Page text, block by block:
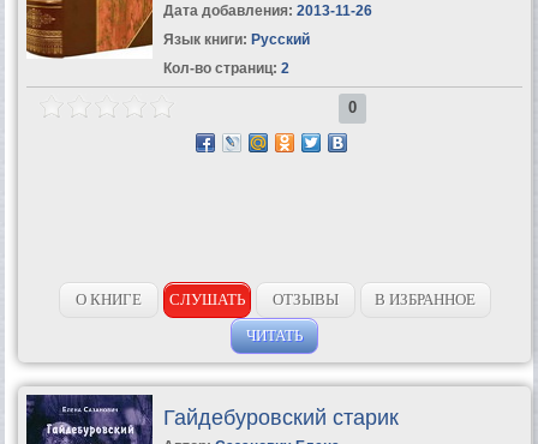
Дата добавления: 2013-11-26
Язык книги: Русский
Кол-во страниц: 2
0
О КНИГЕ СЛУШАТЬ ОТЗЫВЫ
В ИЗБРАННОЕ
ЧИТАТЬ
Гайдебуровский старик